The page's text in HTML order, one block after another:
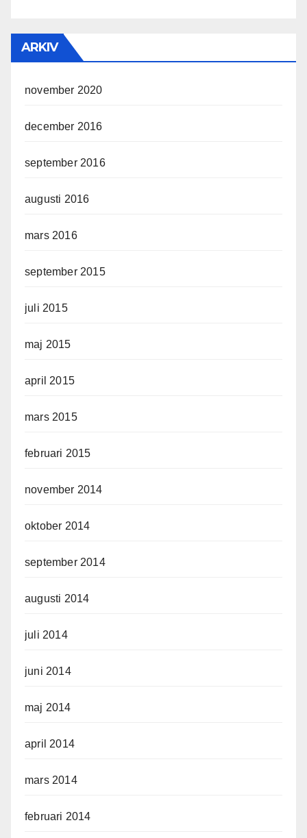
ARKIV
november 2020
december 2016
september 2016
augusti 2016
mars 2016
september 2015
juli 2015
maj 2015
april 2015
mars 2015
februari 2015
november 2014
oktober 2014
september 2014
augusti 2014
juli 2014
juni 2014
maj 2014
april 2014
mars 2014
februari 2014